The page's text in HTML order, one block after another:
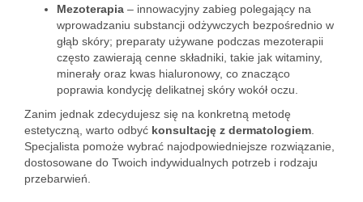
Mezoterapia – innowacyjny zabieg polegający na
wprowadzaniu substancji odżywczych bezpośrednio w
głąb skóry; preparaty używane podczas mezoterapii
często zawierają cenne składniki, takie jak witaminy,
minerały oraz kwas hialuronowy, co znacząco
poprawia kondycję delikatnej skóry wokół oczu.
Zanim jednak zdecydujesz się na konkretną metodę
estetyczną, warto odbyć konsultację z dermatologiem
Specjalista pomoże wybrać najodpowiedniejsze rozwiązanie,
dostosowane do Twoich indywidualnych potrzeb i rodzaju
przebarwień.